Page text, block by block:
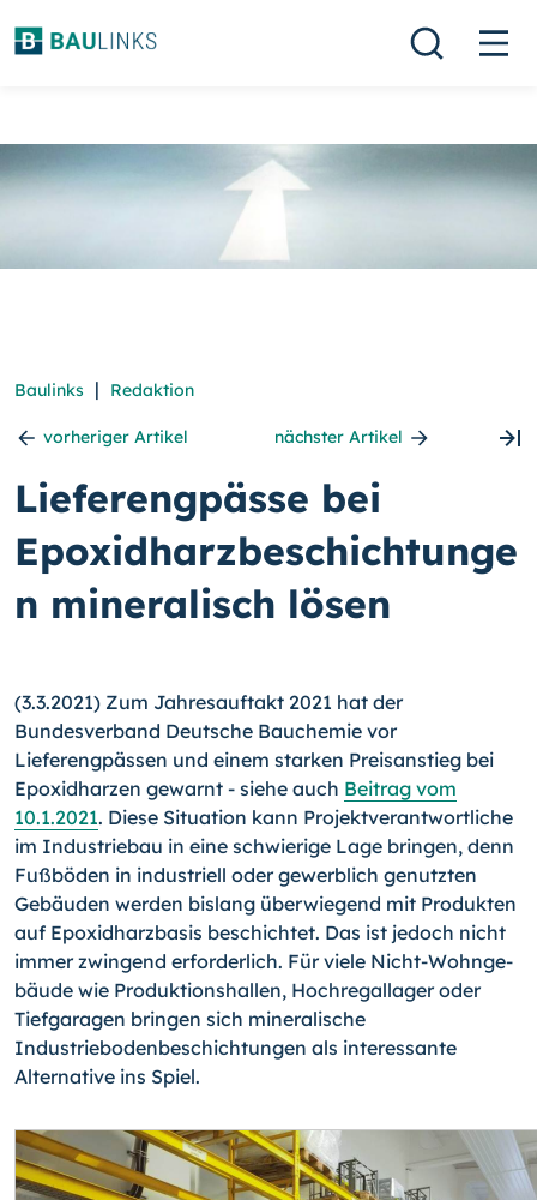
Baulinks | Redaktion
vorheriger Artikel nächster Artikel
Lieferengpässe bei
Epoxidharzbeschichtunge
n mineralisch lösen
(3.3.2021) Zum Jahresauftakt 2021 hat der
Bundesverband Deutsche Bauchemie vor
Lieferengpässen und einem starken Preisanstieg bei
Epoxidharzen gewarnt - siehe auch Beitrag vom
10.1.2021. Diese Situation kann Projektverantwortliche
im Industriebau in eine schwierige Lage bringen, denn
Fußböden in industriell oder gewerblich genutzten
Gebäuden werden bislang überwiegend mit Produkten
auf Epoxidharzbasis beschichtet. Das ist jedoch nicht
immer zwingend erforderlich. Für viele Nicht-Wohn­ge­
bäu­de wie Produktionshallen, Hochregallager oder
Tiefgaragen bringen sich mineralische
Industriebodenbeschichtungen als interessante
Alternative ins Spiel.